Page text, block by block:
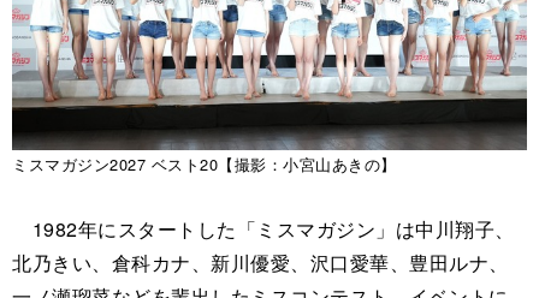
ミスマガジン2027 ベスト20【撮影：小宮山あきの】
1982年にスタートした「ミスマガジン」は中川翔子、
北乃きい、倉科カナ、新川優愛、沢口愛華、豊田ルナ、